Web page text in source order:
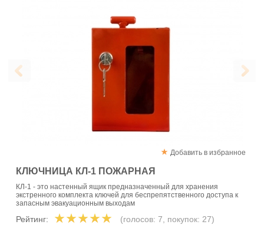
Добавить в избранное
КЛЮЧНИЦА КЛ-1 ПОЖАРНАЯ
КЛ-1 - это настенный ящик предназначенный для хранения
экстренного комплекта ключей для беспрепятственного доступа к
запасным эвакуационным выходам
Рейтинг: (голосов: 7, покупок: 27)